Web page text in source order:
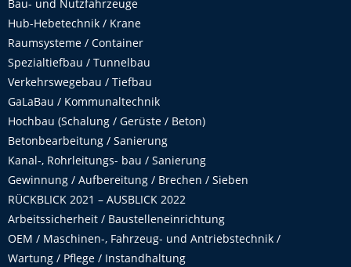
Bau- und Nutzfahrzeuge
Hub-Hebetechnik / Krane
Raumsysteme / Container
Spezialtiefbau / Tunnelbau
Verkehrswegebau / Tiefbau
GaLaBau / Kommunaltechnik
Hochbau (Schalung / Gerüste / Beton)
Betonbearbeitung / Sanierung
Kanal-, Rohrleitungs- bau / Sanierung
Gewinnung / Aufbereitung / Brechen / Sieben
RÜCKBLICK 2021 – AUSBLICK 2022
Arbeitssicherheit / Baustelleneinrichtung
OEM / Maschinen-, Fahrzeug- und Antriebstechnik /
Wartung / Pflege / Instandhaltung